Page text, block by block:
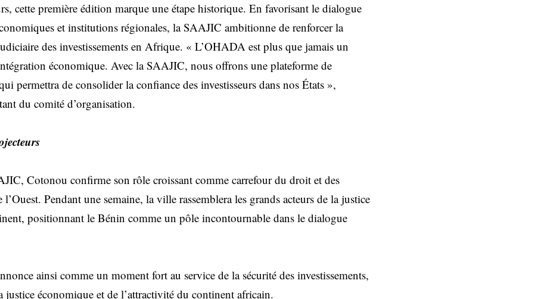
cette première édition marque une étape historique. En favorisant le dialogue
et institutions régionales, la SAAJIC ambitionne de renforcer la
des investissements en Afrique. « L’OHADA est plus que jamais un
économique. Avec la SAAJIC, nous offrons une plateforme de
permettra de consolider la confiance des investisseurs dans nos États »,
du comité d’organisation.
Cotonou confirme son rôle croissant comme carrefour du droit et des
Pendant une semaine, la ville rassemblera les grands acteurs de la justice
positionnant le Bénin comme un pôle incontournable dans le dialogue
ainsi comme un moment fort au service de la sécurité des investissements,
justice économique et de l’attractivité du continent africain.